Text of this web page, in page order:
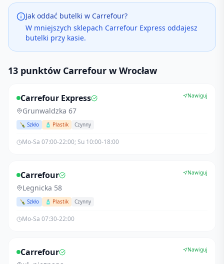
Jak oddać butelki w Carrefour?
W mniejszych sklepach Carrefour Express oddajesz
butelki przy kasie.
13 punktów Carrefour w Wrocław
Carrefour Express
Grunwaldzka 67
🍾 Szkło 🧴 Plastik Czynny
Nawiguj
Mo-Sa 07:00-22:00; Su 10:00-18:00
Carrefour
Legnicka 58
🍾 Szkło 🧴 Plastik Czynny
Nawiguj
Mo-Sa 07:30-22:00
Carrefour Nawiguj